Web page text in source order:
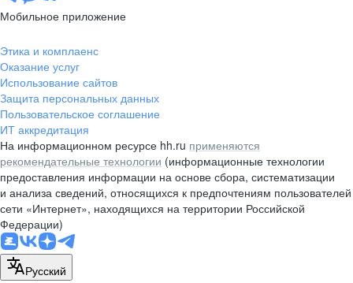
10 этаж, помещение 45-1
pr@rabota.by
Алматы
пр. Абая, д. 151, БЦ Алатау,
12 этаж, офис 1209
+7 727 232-13-13
pr@headhunter.com.kz
Мобильное приложение
Этика и комплаенс
Оказание услуг
Использование сайтов
Защита персональных данных
Пользовательское соглашение
ИТ аккредитация
На информационном ресурсе hh.ru применяются
рекомендательные технологии (информационные технологии
предоставления информации на основе сбора, систематизации
и анализа сведений, относящихся к предпочтениям пользователей
сети «Интернет», находящихся на территории Российской
Федерации)
Русский